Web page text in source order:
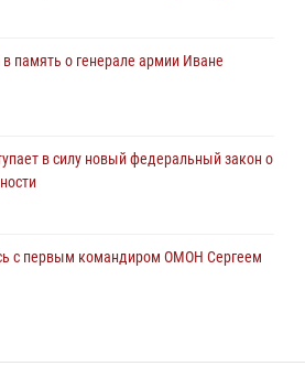
действия и защитили
знакомого
память о генерале армии Иване
в силу новый федеральный закон о
с первым командиром ОМОН Сергеем